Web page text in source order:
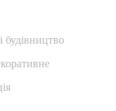
будівництво